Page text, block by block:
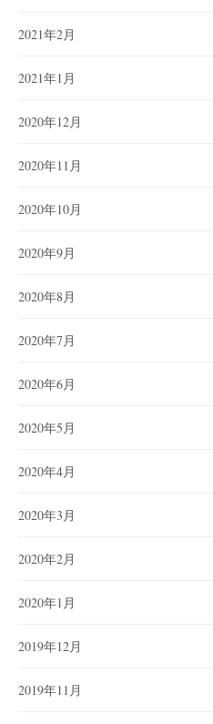
2021年2月
2021年1月
2020年12月
2020年11月
2020年10月
2020年9月
2020年8月
2020年7月
2020年6月
2020年5月
2020年4月
2020年3月
2020年2月
2020年1月
2019年12月
2019年11月